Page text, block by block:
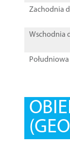
Zachodnia
Wschodnia